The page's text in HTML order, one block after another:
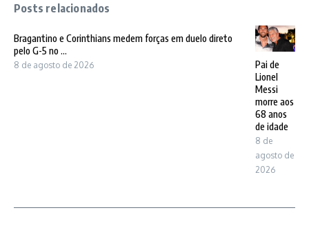
Posts relacionados
Bragantino e Corinthians medem forças em duelo direto
pelo G-5 no ...
8 de agosto de 2026
Pai de
Lionel
Messi
morre aos
68 anos
de idade
8 de
agosto de
2026